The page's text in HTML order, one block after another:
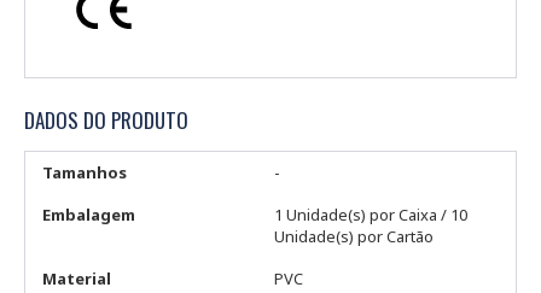
DADOS DO PRODUTO
Tamanhos
-
Embalagem
1 Unidade(s) por Caixa / 10
Unidade(s) por Cartão
Material
PVC